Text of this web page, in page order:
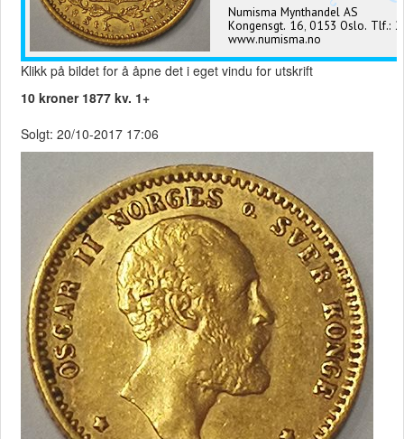
Klikk på bildet for å åpne det i eget vindu for utskrift
10 kroner 1877 kv. 1+
Solgt: 20/10-2017 17:06